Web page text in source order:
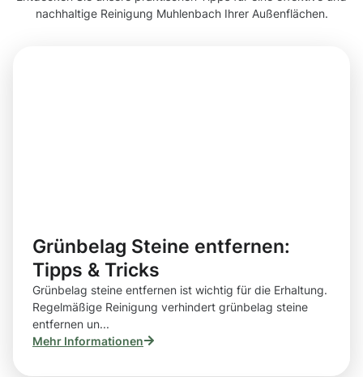
nachhaltige Reinigung Muhlenbach Ihrer Außenflächen.
Grünbelag Steine entfernen:
Tipps & Tricks
Grünbelag steine entfernen ist wichtig für die Erhaltung.
Regelmäßige Reinigung verhindert grünbelag steine
entfernen un...
Mehr Informationen